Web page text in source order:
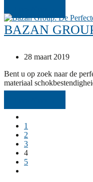
BAZAN
28 maart 2019
Bent u op zoek naar de
materiaal
1
2
3
4
5